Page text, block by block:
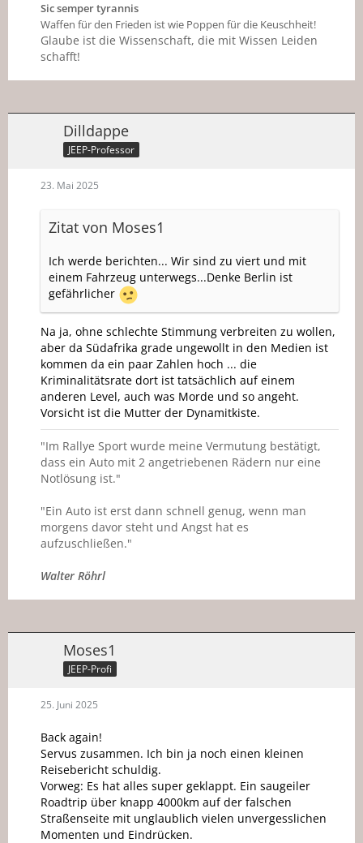
Sic semper tyrannis
Waffen für den Frieden ist wie Poppen für die Keuschheit!
Glaube ist die Wissenschaft, die mit Wissen Leiden
schafft!
Dilldappe
JEEP-Professor
23. Mai 2025
Zitat von Moses1
Ich werde berichten... Wir sind zu viert und mit
einem Fahrzeug unterwegs...Denke Berlin ist
gefährlicher
Na ja, ohne schlechte Stimmung verbreiten zu wollen,
aber da Südafrika grade ungewollt in den Medien ist
kommen da ein paar Zahlen hoch ... die
Kriminalitätsrate dort ist tatsächlich auf einem
anderen Level, auch was Morde und so angeht.
Vorsicht ist die Mutter der Dynamitkiste.
"Im Rallye Sport wurde meine Vermutung bestätigt,
dass ein Auto mit 2 angetriebenen Rädern nur eine
Notlösung ist."
"Ein Auto ist erst dann schnell genug, wenn man
morgens davor steht und Angst hat es
aufzuschließen."
Walter Röhrl
Moses1
JEEP-Profi
25. Juni 2025
Back again!
Servus zusammen. Ich bin ja noch einen kleinen
Reisebericht schuldig.
Vorweg: Es hat alles super geklappt. Ein saugeiler
Roadtrip über knapp 4000km auf der falschen
Straßenseite mit unglaublich vielen unvergesslichen
Momenten und Eindrücken.